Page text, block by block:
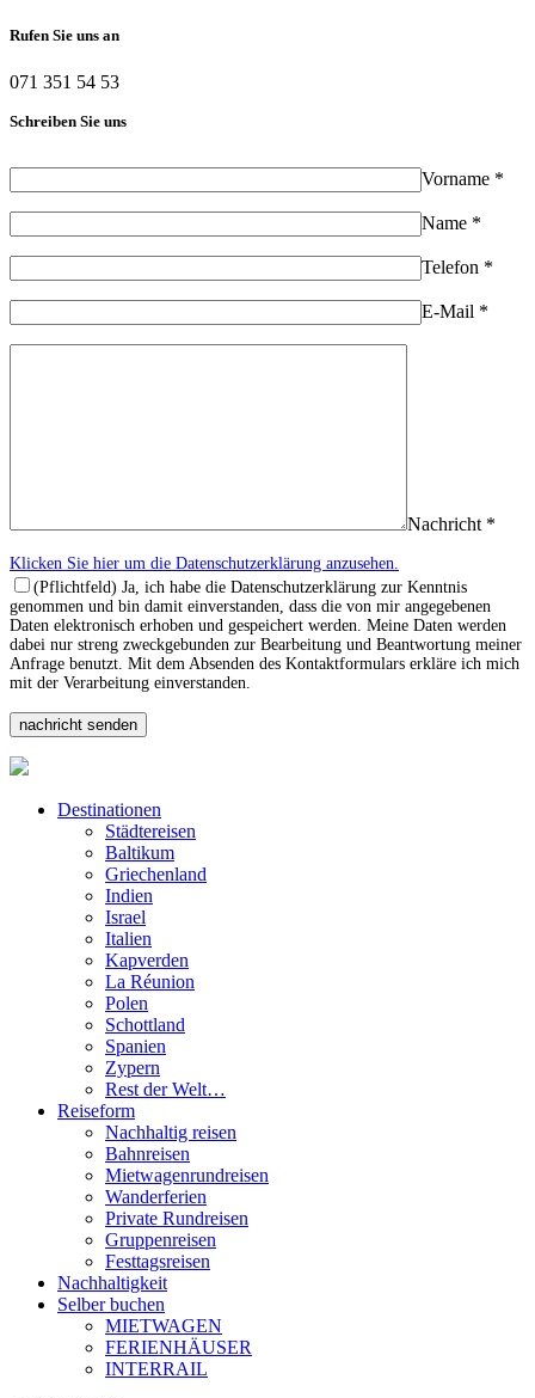
Rufen Sie uns an
071 351 54 53
Schreiben Sie uns
Vorname *
Name *
Telefon *
E-Mail *
Nachricht *
Klicken Sie hier um die Datenschutzerklärung anzusehen.
(Pflichtfeld) Ja, ich habe die Datenschutzerklärung zur Kenntnis
genommen und bin damit einverstanden, dass die von mir angegebenen
Daten elektronisch erhoben und gespeichert werden. Meine Daten werden
dabei nur streng zweckgebunden zur Bearbeitung und Beantwortung meiner
Anfrage benutzt. Mit dem Absenden des Kontaktformulars erkläre ich mich
mit der Verarbeitung einverstanden.
Destinationen
Städtereisen
Baltikum
Griechenland
Indien
Israel
Italien
Kapverden
La Réunion
Polen
Schottland
Spanien
Zypern
Rest der Welt…
Reiseform
Nachhaltig reisen
Bahnreisen
Mietwagenrundreisen
Wanderferien
Private Rundreisen
Gruppenreisen
Festtagsreisen
Nachhaltigkeit
Selber buchen
MIETWAGEN
FERIENHÄUSER
INTERRAIL